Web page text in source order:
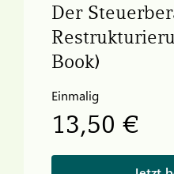
Der
Book)
Einmalig
13,50 €